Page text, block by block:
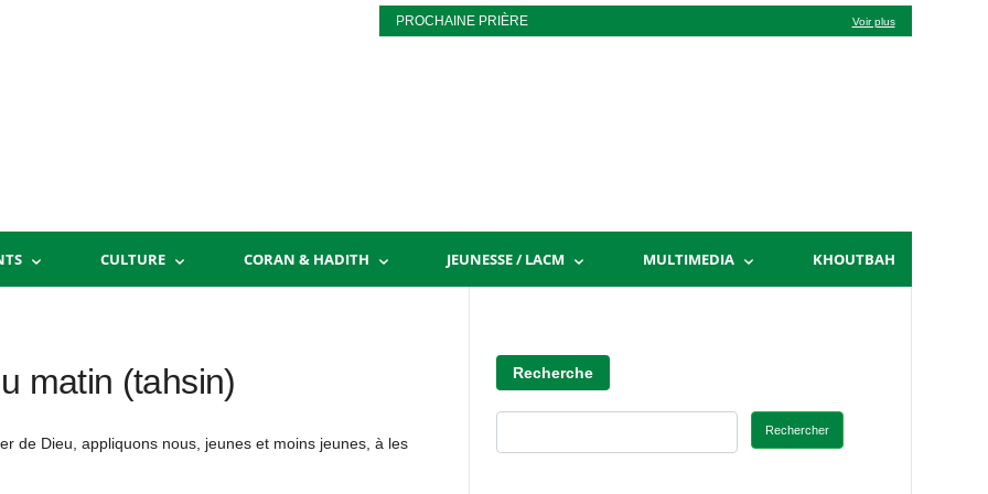
PROCHAINE PRIÈRE Voir plus
CULTURE CORAN & HADITH JEUNESSE / LACM MULTIMEDIA KHOUTBAH
matin (tahsin)
de Dieu, appliquons nous, jeunes et moins jeunes, à les
Recherche
Rechercher